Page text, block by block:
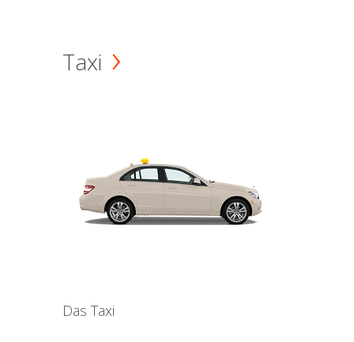
Taxi
Das Taxi